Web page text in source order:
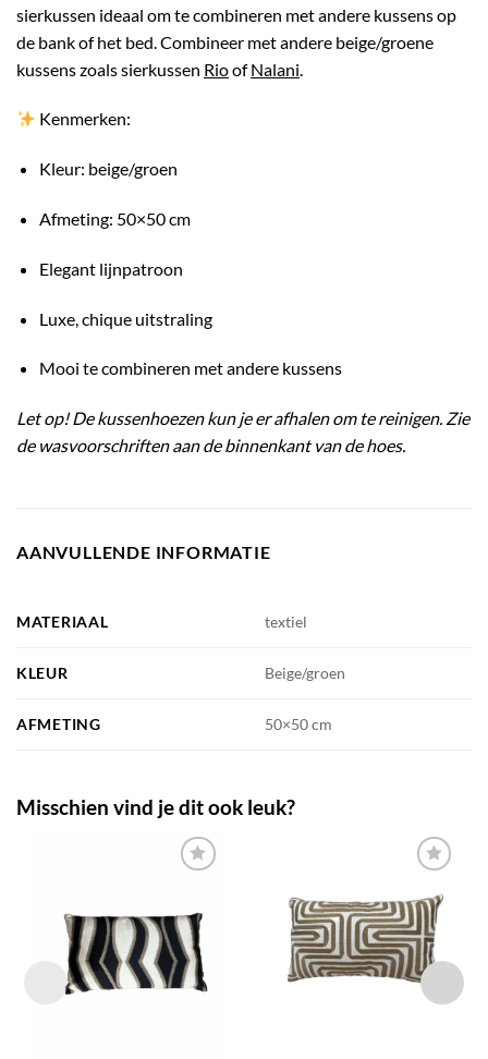
sierkussen ideaal om te combineren met andere kussens op
de bank of het bed. Combineer met andere beige/groene
kussens zoals sierkussen RioofNalani
Kenmerken:
Kleur: beige/groen
Afmeting: 50×50 cm
Elegant lijnpatroon
Luxe, chique uitstraling
Mooi te combineren met andere kussens
Let op! De kussenhoezen kun je er afhalen om te reinigen. Zie
de wasvoorschriften aan de binnenkant van de hoes.
AANVULLENDE INFORMATIE
MATERIAAL textiel
KLEUR Beige/groen
AFMETING 50×50 cm
Misschien vind je dit ook leuk?
TOEVOEGEN
AAN JOUW
FAVORIETEN
TOEVOEGEN
AAN JOUW
FAVORIETEN